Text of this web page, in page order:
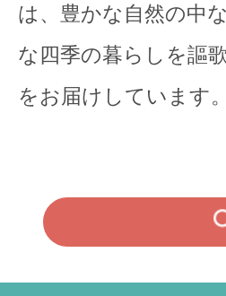
は、豊かな自然の中
な四季の暮らしを謳
をお届けしています。